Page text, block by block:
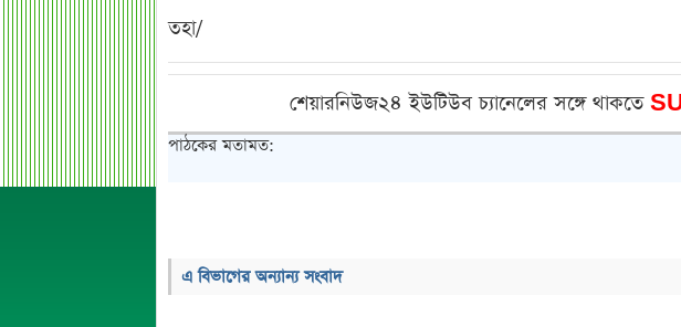
তহা/
শেয়ারনিউজ২৪ ইউটিউব চ্যানেলের সঙ্গে থাকতে
পাঠকের মতামত:
এ বিভাগের অন্যান্য সংবাদ